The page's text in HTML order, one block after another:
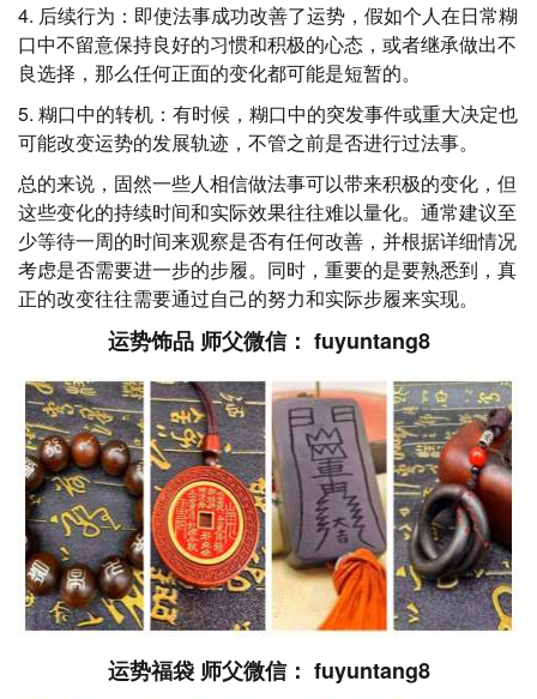
4. 后续行为：即使法事成功改善了运势，假如个人在日常糊
口中不留意保持良好的习惯和积极的心态，或者继承做出不
良选择，那么任何正面的变化都可能是短暂的。
5. 糊口中的转机：有时候，糊口中的突发事件或重大决定也
可能改变运势的发展轨迹，不管之前是否进行过法事。
总的来说，固然一些人相信做法事可以带来积极的变化，但
这些变化的持续时间和实际效果往往难以量化。通常建议至
少等待一周的时间来观察是否有任何改善，并根据详细情况
考虑是否需要进一步的步履。同时，重要的是要熟悉到，真
正的改变往往需要通过自己的努力和实际步履来实现。
运势饰品 师父微信： fuyuntang8
运势福袋 师父微信： fuyuntang8